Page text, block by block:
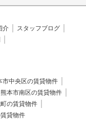
介
スタッフブログ
市中央区の賃貸物件
熊本市南区の賃貸物件
の賃貸物件
貸物件